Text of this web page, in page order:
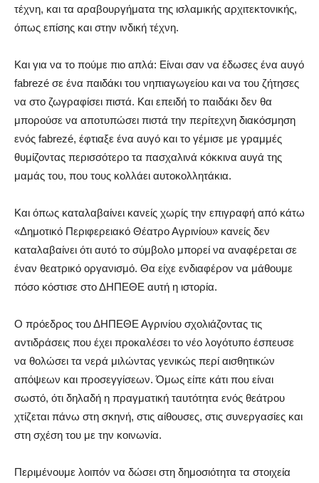
τέχνη, και τα αραβουργήματα της ισλαμικής αρχιτεκτονικής,
όπως επίσης και στην ινδική τέχνη.
Και για να το πούμε πιο απλά: Είναι σαν να έδωσες ένα αυγό
fabrezé σε ένα παιδάκι του νηπιαγωγείου και να του ζήτησες
να στο ζωγραφίσει πιστά. Και επειδή το παιδάκι δεν θα
μπορούσε να αποτυπώσει πιστά την περίτεχνη διακόσμηση
ενός fabrezé, έφτιαξε ένα αυγό και το γέμισε με γραμμές
θυμίζοντας περισσότερο τα πασχαλινά κόκκινα αυγά της
μαμάς του, που τους κολλάει αυτοκολλητάκια.
Και όπως καταλαβαίνει κανείς χωρίς την επιγραφή από κάτω
«Δημοτικό Περιφερειακό Θέατρο Αγρινίου» κανείς δεν
καταλαβαίνει ότι αυτό το σύμβολο μπορεί να αναφέρεται σε
έναν θεατρικό οργανισμό. Θα είχε ενδιαφέρον να μάθουμε
πόσο κόστισε στο ΔΗΠΕΘΕ αυτή η ιστορία.
Ο πρόεδρος του ΔΗΠΕΘΕ Αγρινίου σχολιάζοντας τις
αντιδράσεις που έχει προκαλέσει το νέο λογότυπο έσπευσε
να θολώσει τα νερά μιλώντας γενικώς περί αισθητικών
απόψεων και προσεγγίσεων. Όμως είπε κάτι που είναι
σωστό, ότι δηλαδή η πραγματική ταυτότητα ενός θεάτρου
χτίζεται πάνω στη σκηνή, στις αίθουσες, στις συνεργασίες και
στη σχέση του με την κοινωνία.
Περιμένουμε λοιπόν να δώσει στη δημοσιότητα τα στοιχεία